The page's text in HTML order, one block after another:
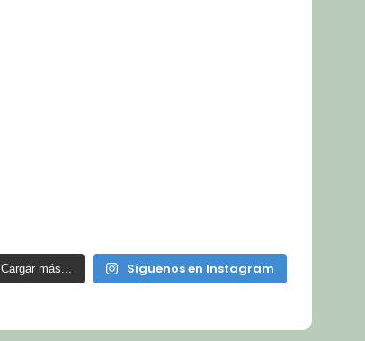
Cargar más... Síguenos en Instagram